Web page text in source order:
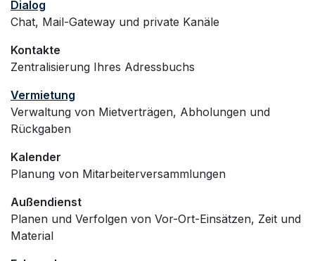
Dialog
Chat, Mail-Gateway und private Kanäle
Kontakte
Zentralisierung Ihres Adressbuchs
Vermietung
Verwaltung von Mietverträgen, Abholungen und
Rückgaben
Kalender
Planung von Mitarbeiterversammlungen
Außendienst
Planen und Verfolgen von Vor-Ort-Einsätzen, Zeit und
Material